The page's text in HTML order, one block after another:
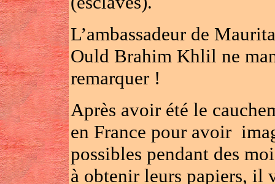
L’ambassadeur de
Ould Brahim Khlil ne
remarquer !
Après avoir été le
en France pour avoir
possibles pendant des
à obtenir leurs papiers, il